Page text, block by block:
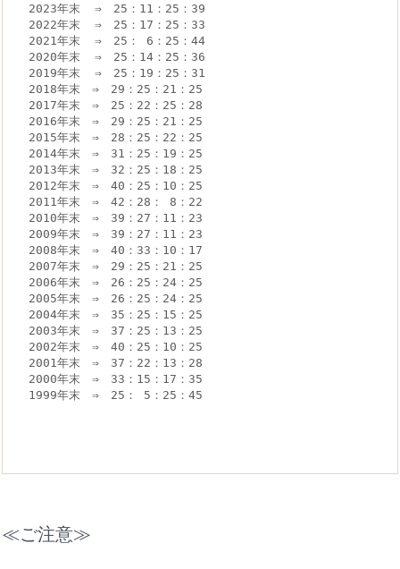
2023年末  ⇒　25：11：25：39
2022年末  ⇒　25：17：25：33
2021年末  ⇒　25： 6：25：44
2020年末  ⇒　25：14：25：36
2019年末  ⇒　25：19：25：31
2018年末　⇒　29：25：21：25
2017年末　⇒　25：22：25：28
2016年末　⇒　29：25：21：25
2015年末　⇒　28：25：22：25
2014年末　⇒　31：25：19：25
2013年末　⇒　32：25：18：25
2012年末　⇒　40：25：10：25
2011年末　⇒　42：28： 8：22
2010年末　⇒　39：27：11：23
2009年末　⇒　39：27：11：23
2008年末　⇒　40：33：10：17
2007年末　⇒　29：25：21：25
2006年末　⇒　26：25：24：25
2005年末　⇒　26：25：24：25
2004年末　⇒　35：25：15：25
2003年末　⇒　37：25：13：25
2002年末　⇒　40：25：10：25
2001年末　⇒　37：22：13：28
2000年末　⇒　33：15：17：35
1999年末　⇒　25： 5：25：45
≪ご注意≫